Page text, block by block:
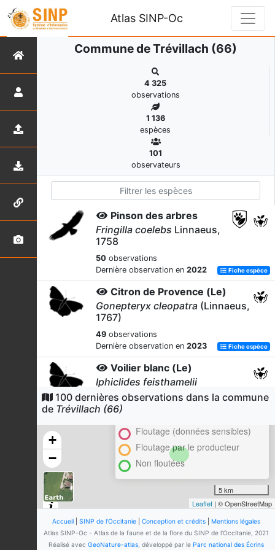
Atlas SINP-Oc
Commune de Trévillach (66)
4 325
observations
1 136
espèces
101
observateurs
Pinson des arbres
Fringilla coelebs Linnaeus,
1758
50 observations
Dernière observation en 2022 Fiche espèce
Citron de Provence (Le)
Gonepteryx cleopatra (Linnaeus,
1767)
49 observations
Dernière observation en 2023 Fiche espèce
Voilier blanc (Le)
Iphiclides feisthamelii
(Duponchel, 1832)
46observations
Mégère (La)
Lasiommata megera
1767)
2023 Fiche espèce
Souci (Le)
Colias crocea(Geoffroy in
Fourcroy, 1785)
100 dernières observations dans la commune
de Trévillach (66)
+
−
Cluster
Floutage (données sensibles)
Floutage par le producteur
Non floutées
5 km
Leaflet | © OpenStreetMap
Accueil| SINP de l'Occitanie| Conception et crédits| Mentions légales
Atlas SINP-Oc - Atlas de la faune et de la flore du SINP de l'Occitanie, 2021
Réalisé avec GeoNature-atlas, développé par le Parc national des Écrins